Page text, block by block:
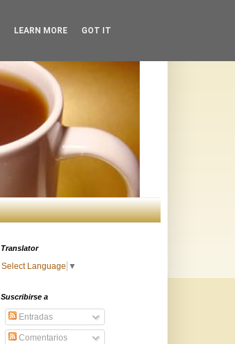
Translator
Select Language ▼
Suscribirse a
Entradas
Comentarios
LEARN MORE GOT IT